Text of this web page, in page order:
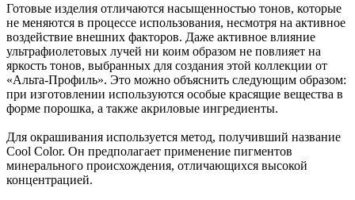
Готовые изделия отличаются насыщенностью тонов, которые
не меняются в процессе использования, несмотря на активное
воздействие внешних факторов. Даже активное влияние
ультрафиолетовых лучей ни коим образом не повлияет на
яркость тонов, выбранных для создания этой коллекции от
«Альта-Профиль». Это можно объяснить следующим образом:
при изготовлении используются особые красящие вещества в
форме порошка, а также акриловые ингредиенты.
Для окрашивания используется метод, получивший название
Cool Color. Он предполагает применение пигментов
минерального происхождения, отличающихся высокой
концентрацией.